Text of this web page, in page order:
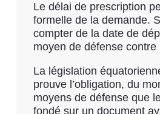
Le délai de prescription
formelle de la demande.
compter de la date de
moyen de défense
La législation
prouve l’obligation, du
moyens de défense que
fondé sur un document